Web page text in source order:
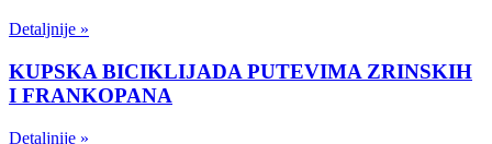
Detaljnije »
KUPSKA BICIKLIJADA PUTEVIMA ZRINSKIH
I FRANKOPANA
Detaljnije »